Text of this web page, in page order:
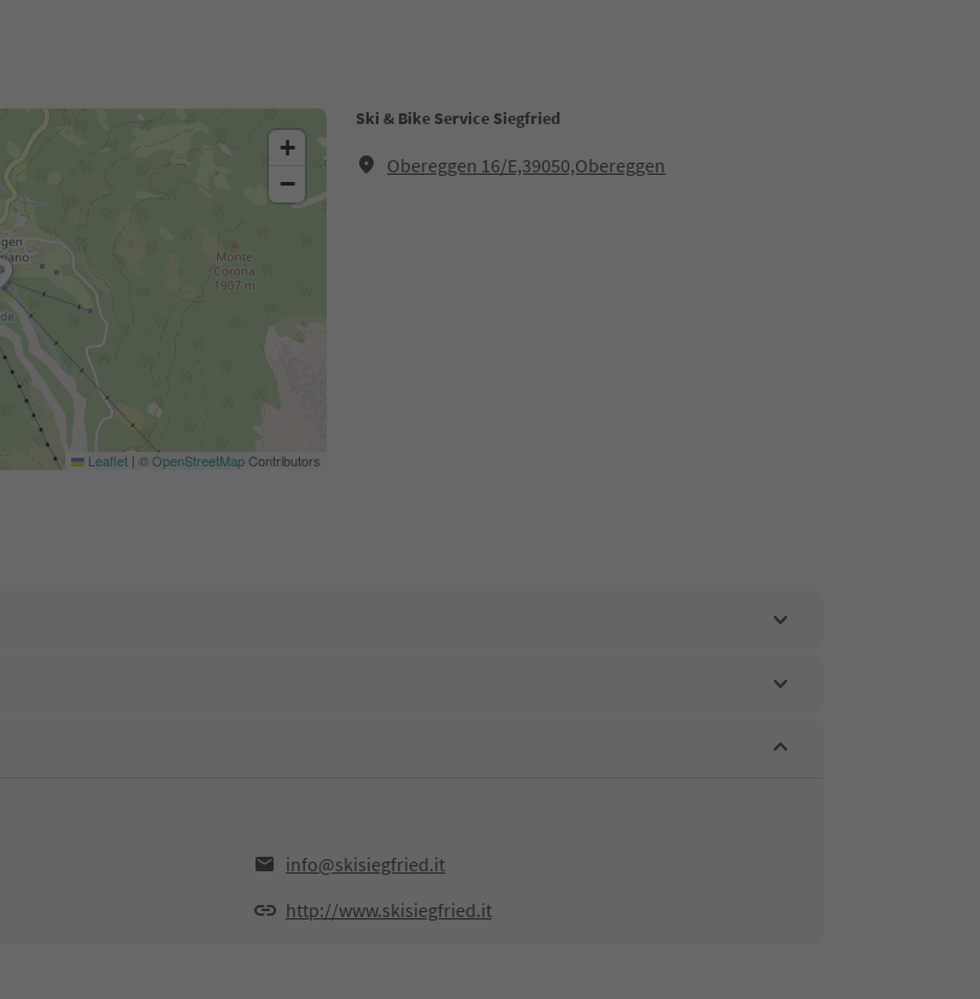
Ski & Bike Service Siegfried
Obereggen 16/E,39050,Obereggen
+
−
Leaflet | ©OpenStreetMapContributors
info@skisiegfried.it
http://www.skisiegfried.it